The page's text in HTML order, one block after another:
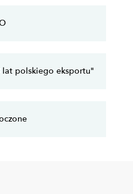
lat polskiego eksportu"